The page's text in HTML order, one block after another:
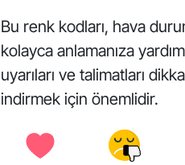
Bu renk kodları, hava
kolayca anlamanıza
uyarıları ve talimatları
indirmek için önemlidir.